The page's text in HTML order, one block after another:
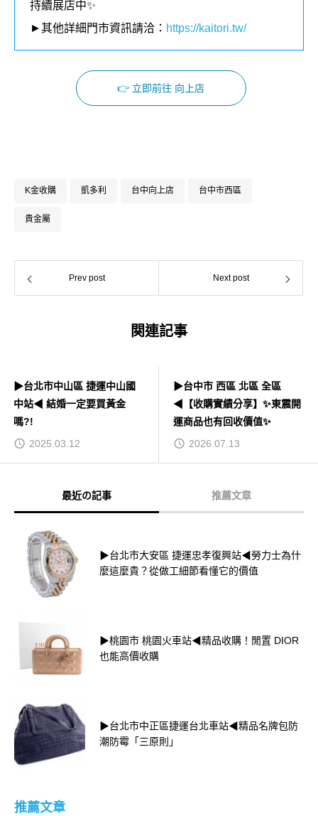
持續展店中✨
►其他詳細門市資訊請洽： https://kaitori.tw/
👉 立即前往 向上店
K金收購 凱多利 台中向上店 台中市西區
貴金屬
Prev post Next post
関連記事
▶台北市中山區 捷運中山國
中站◀ 結婚一定要買黃金
嗎?!
2025.03.12
▶台中市 西區 北區 全區
◀【收購實績分享】✨東震開
運商品也有回收價值✨
2026.07.13
最近の記事 推薦文章
▶台北市大安區 捷運忠孝復興站◀勞力士為什
麼這麼貴？從做工細節看懂它的價值
▶桃園市 桃園火車站◀精品收購！閒置 DIOR
也能高價收購
▶台北市中正區捷運台北車站◀精品名牌包防
潮防霉「三原則」
推薦文章